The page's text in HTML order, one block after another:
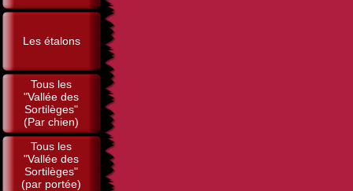
Les étalons
Tous les
"Vallée des
Sortilèges"
(Par chien)
Tous les
"Vallée des
Sortilèges"
(par portée)